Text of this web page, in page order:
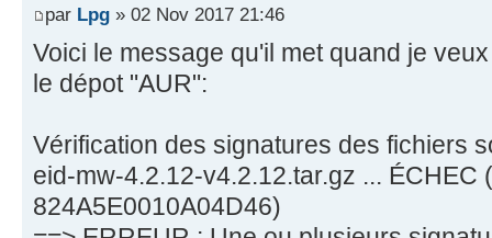
par Lpg » 02 Nov 2017 21:46
Voici le message qu'il met quand je
le dépot "AUR":
Vérification des signatures des fichiers
eid-mw-4.2.12-v4.2.12.tar.gz ... ÉCHEC
824A5E0010A04D46)